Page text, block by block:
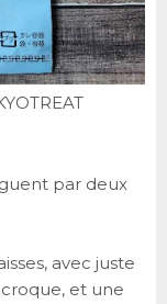
par deux
avec juste
et une